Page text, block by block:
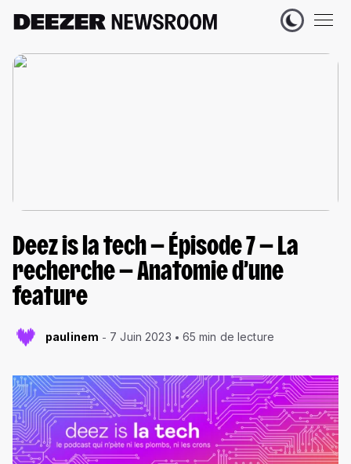
Deez is la tech — Épisode 7 — La
recherche — Anatomie d’une
feature
paulinem 7 Juin 2023 65 min de lecture